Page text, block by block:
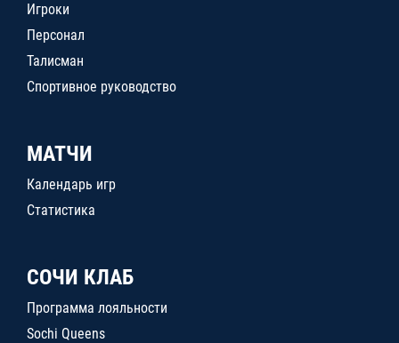
Игроки
Персонал
Талисман
Спортивное руководство
МАТЧИ
Календарь игр
Статистика
СОЧИ КЛАБ
Программа лояльности
Sochi Queens